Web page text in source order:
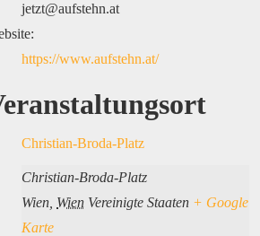
jetzt@aufstehn.at
https://www.aufstehn.at/
Christian-Broda-Platz
Christian-Broda-Platz
Wien Wien Vereinigte Staaten + Google
Karte